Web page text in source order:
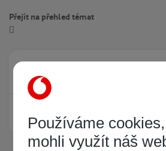
Přejít na přehled témat
Žádný registrovaný uživatel si neprohlíží
Používáme
mohli využít náš